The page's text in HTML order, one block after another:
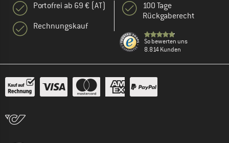
Portofrei ab 69 € (AT)
Rechnungskauf
100 Tage
Rückgaberecht
So bewerten uns
8.814 Kunden